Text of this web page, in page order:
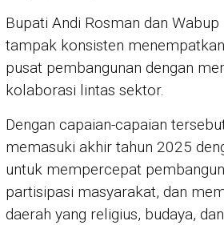
Bupati Andi Rosman dan
tampak konsisten
pusat pembangunan dengan
kolaborasi lintas sektor.
Dengan capaian-capaian
memasuki akhir tahun 2025
untuk mempercepat
partisipasi masyarakat, dan
daerah yang religius, budaya,